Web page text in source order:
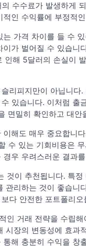
수수료가 발생하게
인 수익률에 부정적
가격 차이를 들 수
가 벌어질 수 있습
해 5달러의 손실이
리피지만이 아닙니
있습니다. 이처럼
면밀히 확인하고 대안
해도 매우 중요합니
수 있는 기회비용은
우 우려스러운 결과
것이 추천됩니다. 특
리하는 것이 좋습
다 안전한 포트폴리
인 거래 전략을 수립
장의 변동성에 효
해 충분히 수익을 창